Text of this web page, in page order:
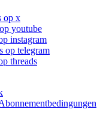
op x
youtube
instagram
op telegram
threads